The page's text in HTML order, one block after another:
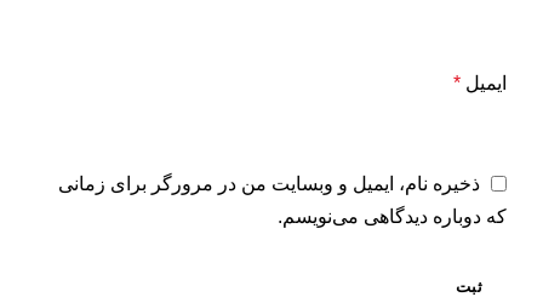
ایمیل *
ذخیره نام، ایمیل و وبسایت من در مرورگر برای زمانی
که دوباره دیدگاهی می‌نویسم.